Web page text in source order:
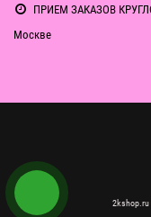
ПРИЕМ ЗАКАЗОВ
Москве